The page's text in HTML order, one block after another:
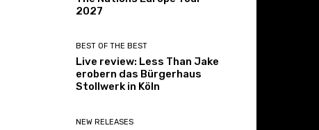
2027
BEST OF THE BEST
Live review: Less Than Jake
erobern das Bürgerhaus
Stollwerk in Köln
NEW RELEASES